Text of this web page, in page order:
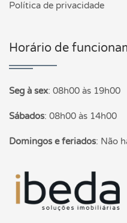
Política de privacidade
Horário de
Seg à sex: 08h00 às 19h00
Sábados: 08h00 às 14h00
Domingos e feriados: Não
Página inicial